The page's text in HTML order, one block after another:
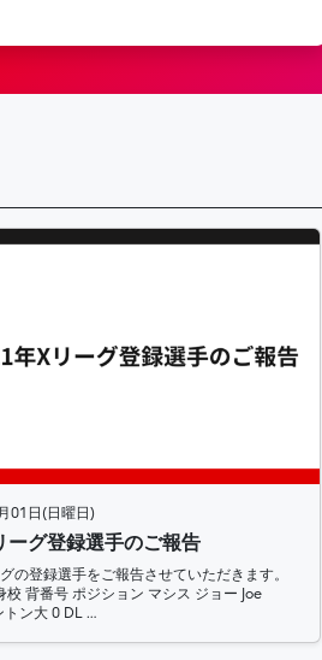
01日(日曜日)
ーグ登録選手のご報告
の登録選手をご報告させていただきます。
校 背番号 ポジション マシス ジョー Joe
トン大 0 DL …